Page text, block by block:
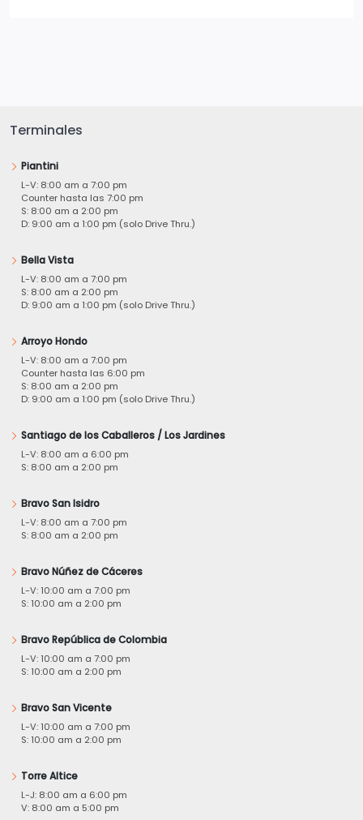
Terminales
Piantini
L-V: 8:00 am a 7:00 pm
Counter hasta las 7:00 pm
S: 8:00 am a 2:00 pm
D: 9:00 am a 1:00 pm (solo Drive Thru.)
Bella Vista
L-V: 8:00 am a 7:00 pm
S: 8:00 am a 2:00 pm
D: 9:00 am a 1:00 pm (solo Drive Thru.)
Arroyo Hondo
L-V: 8:00 am a 7:00 pm
Counter hasta las 6:00 pm
S: 8:00 am a 2:00 pm
D: 9:00 am a 1:00 pm (solo Drive Thru.)
Santiago de los Caballeros / Los Jardines
L-V: 8:00 am a 6:00 pm
S: 8:00 am a 2:00 pm
Bravo San Isidro
L-V: 8:00 am a 7:00 pm
S: 8:00 am a 2:00 pm
Bravo Núñez de Cáceres
L-V: 10:00 am a 7:00 pm
S: 10:00 am a 2:00 pm
Bravo República de Colombia
L-V: 10:00 am a 7:00 pm
S: 10:00 am a 2:00 pm
Bravo San Vicente
L-V: 10:00 am a 7:00 pm
S: 10:00 am a 2:00 pm
Torre Altice
L-J: 8:00 am a 6:00 pm
V: 8:00 am a 5:00 pm